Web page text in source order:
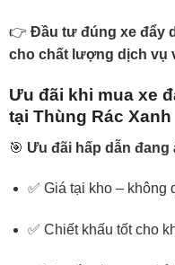
👉 Đầu tư đúng xe đẩy
cho chất lượng dịch vụ
Ưu đãi khi mua xe
tại Thùng Rác Xanh
🎯 Ưu đãi hấp dẫn đang
✅ Giá tại kho – không
✅ Chiết khấu tốt cho